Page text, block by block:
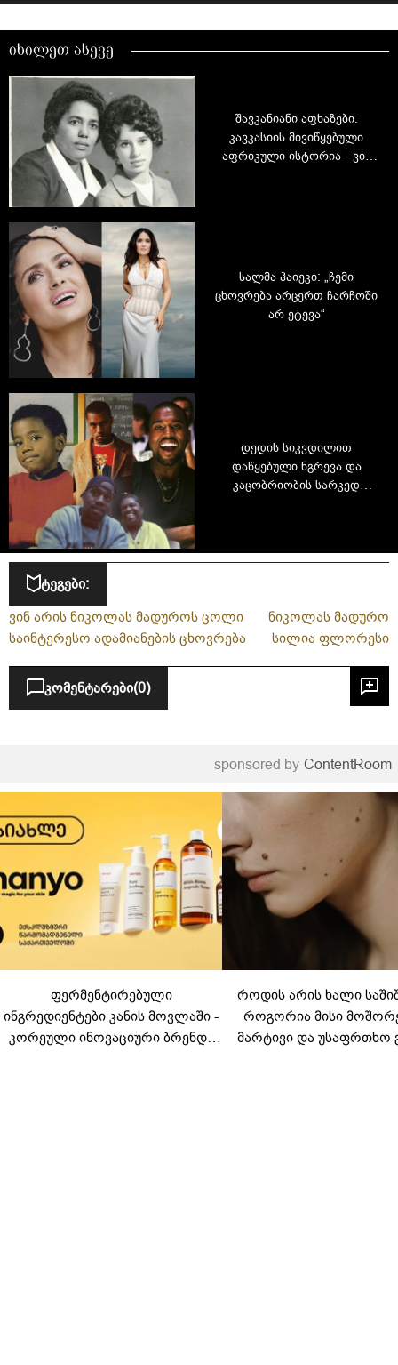
იხილეთ ასევე
შავკანიანი აფხაზები:
კავკასიის მივიწყებული
აფრიკული ისტორია - ვინ
სალმა ჰაიეკი: „ჩემი
ცხოვრება არცერთ ჩარჩოში
არ ეტევა“
დედის სიკვდილით
დაწყებული ნგრევა და
კაცობრიობის სარკედ
ტეგები:
ვინ არის ნიკოლას მადუროს ცოლი
ნიკოლას მადურო
საინტერესო ადამიანების ცხოვრება
სილია ფლორესი
კომენტარები(0)
sponsored by ContentRoom
ფერმენტირებული
ინგრედიენტები კანის მოვლაში -
კორეული ინოვაციური ბრენდი
როდის არის ხალი
როგორია მისი
მარტივი და უსაფრთხო